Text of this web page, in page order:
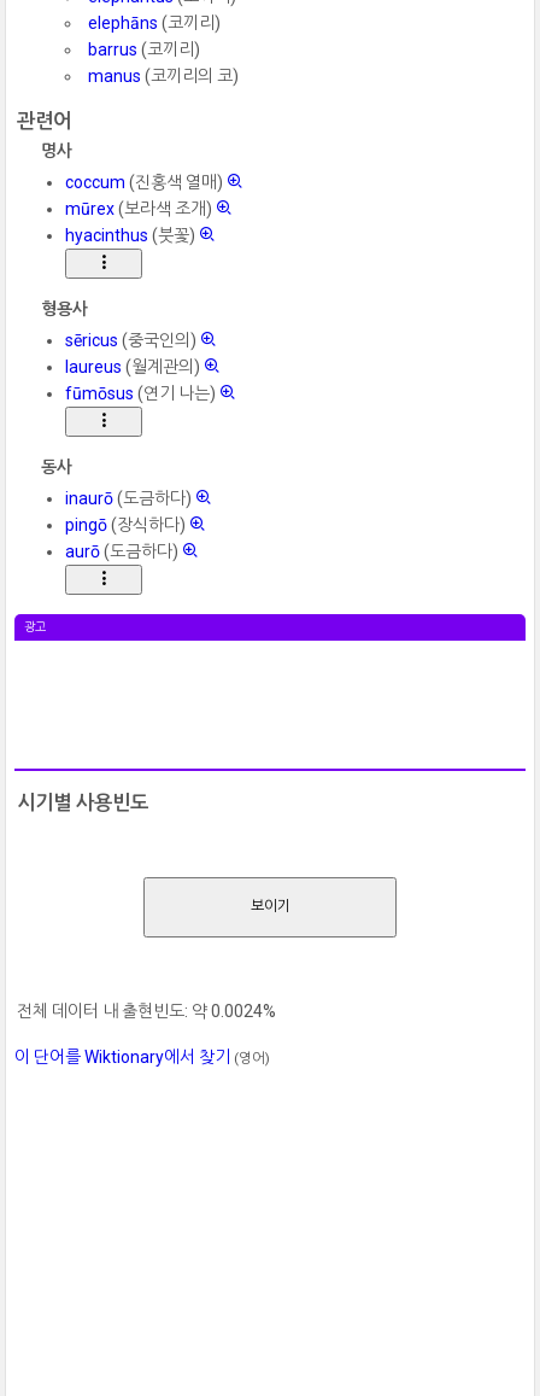
elephāns (코끼리)
barrus (코끼리)
manus (코끼리의 코)
관련어
명사
coccum (진홍색 열매)
mūrex(보라색 조개)
hyacinthus (붓꽃)
형용사
sēricus (중국인의)
laureus (월계관의)
fūmōsus (연기 나는)
동사
inaurō(도금하다)
pingō(장식하다)
aurō(도금하다)
광고
시기별 사용빈도
보이기
전체 데이터 내 출현빈도: 약 0.0024%
이 단어를 Wiktionary에서 찾기 (영어)